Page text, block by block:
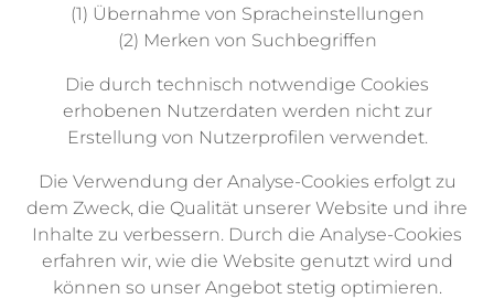
(1) Übernahme von Spracheinstellungen
(2) Merken von Suchbegriffen
Die durch technisch notwendige Cookies
erhobenen Nutzerdaten werden nicht zur
Erstellung von Nutzerprofilen verwendet.
Die Verwendung der Analyse-Cookies erfolgt zu
dem Zweck, die Qualität unserer Website und ihre
Inhalte zu verbessern. Durch die Analyse-Cookies
erfahren wir, wie die Website genutzt wird und
können so unser Angebot stetig optimieren.